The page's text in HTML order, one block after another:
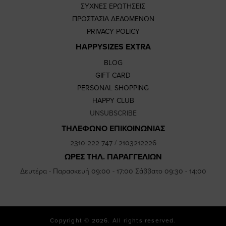
ΣΥΧΝΕΣ ΕΡΩΤΗΣΕΙΣ
ΠΡΟΣΤΑΣΙΑ ΔΕΔΟΜΕΝΩΝ
PRIVACY POLICY
HAPPYSIZES EXTRA
BLOG
GIFT CARD
PERSONAL SHOPPING
HAPPY CLUB
UNSUBSCRIBE
ΤΗΛΕΦΩΝΟ ΕΠΙΚΟΙΝΩΝΙΑΣ
2310 222 747/ 2103212226
ΩΡΕΣ ΤΗΛ. ΠΑΡΑΓΓΕΛΙΩΝ
Δευτέρα - Παρασκευή 09:00 - 17:00 Σάββατο 09:30 - 14:00
Copyright © 2026. All rights reserved.